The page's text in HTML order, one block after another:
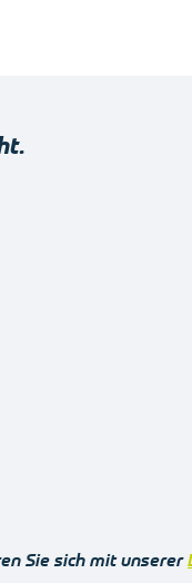
Sie sich mit unserer